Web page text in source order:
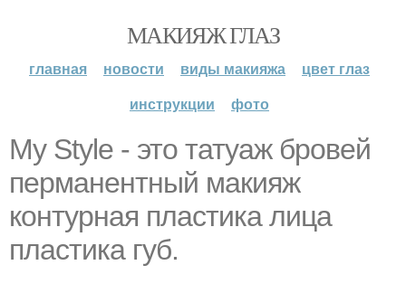
МАКИЯЖ ГЛАЗ
главная новости виды макияжа
цвет глаз
инструкции
фото
My Style - это татуаж бровей
перманентный макияж
контурная пластика лица
пластика губ.